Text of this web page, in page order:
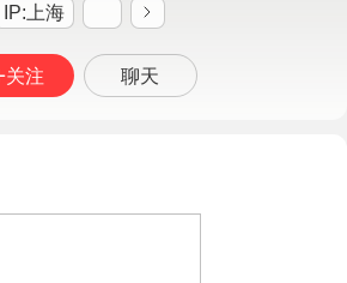
IP:上海
关注 聊天